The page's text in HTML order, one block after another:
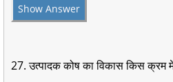
Show Answer
27. उत्पादक कोष का विकास किस क्रम में